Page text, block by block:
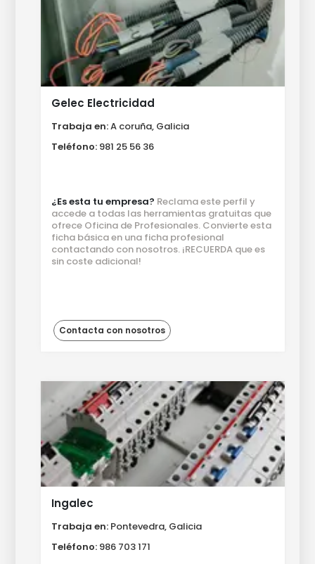
Gelec Electricidad
Trabaja en:A coruña, Galicia
Teléfono: 981 25 56 36
¿Es esta tu empresa? Reclama este perfil y
accede a todas las herramientas gratuitas que
ofrece Oficina de Profesionales. Convierte esta
ficha básica en una ficha profesional
contactando con nosotros. ¡RECUERDA que es
sin coste adicional!
Contacta con nosotros
Ingalec
Trabaja en: Pontevedra, Galicia
Teléfono: 986 703 171